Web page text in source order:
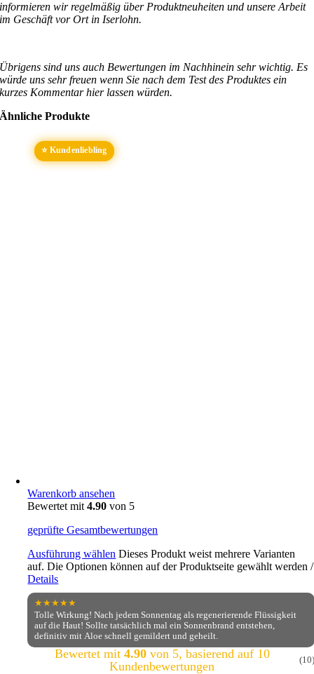
informieren wir regelmäßig über Produktneuheiten und unsere Arbeit
im Geschäft vor Ort in Iserlohn.
Übrigens sind uns auch Bewertungen im Nachhinein sehr wichtig. Es
würde uns sehr freuen wenn Sie nach dem Test des Produktes ein
kurzes Kommentar hier lassen würden.
Ähnliche Produkte
⭐ Kundenliebling
Warenkorb ansehen
Bewertet mit4.90 von 5
geprüfte Gesamtbewertungen
Ausführung wählen Dieses Produkt weist mehrere Varianten
auf. Die Optionen können auf der Produktseite gewählt werden/
Details
★★★★★
Tolle Wirkung! Nach jedem Sonnentag als regenerierende Flüssigkeit
auf die Haut! Sollte tatsächlich mal ein Sonnenbrand entstehen,
definitiv mit Aloe schnell gemildert und geheilt.
Bewertet mit 4.90von 5, basierend auf 10
Kundenbewertungen
(10)